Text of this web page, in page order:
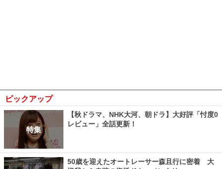
ピックアップ
特集
【秋ドラマ、NHK大河、朝ドラ】大好評「忖度0
レビュー」全話更新！
50歳を迎えたオートレーサー森且行に密着 大